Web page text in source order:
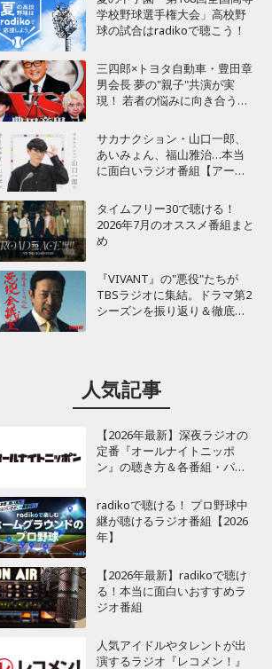
学校野球選手権大会」高校野
球の試合はradikoで聴こう！
三四郎×トヨタ自動車・豊田章
男会長 夢の"親子"共演が実
現！ 若者の悩みに向き合うポ
サカナクション・山口一郎、
あいみょん、福山雅治…本当
に面白いラジオ番組【アーテ
タイムフリー30で聴ける！
2026年7月のオススメ番組まと
め
『VIVANT』の"悪役"たちが
TBSラジオに集結。ドラマ第2
シーズンを振り返り＆徹底考
人気記事
【2026年最新】深夜ラジオの
定番『オールナイトニッポ
ン』の聴き方＆各番組・パー
radikoで聴ける！ プロ野球中
継が聴けるラジオ番組【2026
年】
【2026年最新】radikoで聴け
る！本当に面白いおすすめラ
ジオ番組
人気アイドルやタレントが出
演するラジオ『レコメン！』